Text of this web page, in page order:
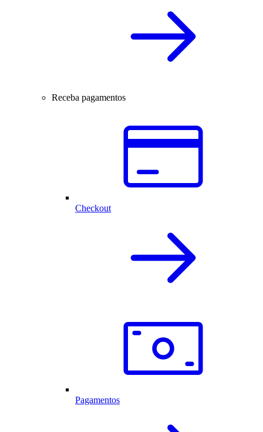
Receba pagamentos
Checkout
Pagamentos